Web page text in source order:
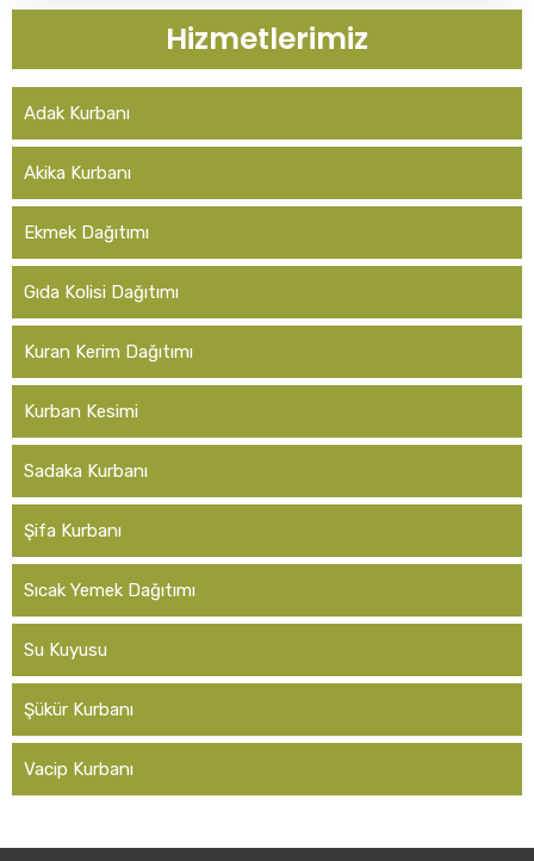
Hizmetlerimiz
Adak Kurbanı
Akika Kurbanı
Ekmek Dağıtımı
Gıda Kolisi Dağıtımı
Kuran Kerim Dağıtımı
Kurban Kesimi
Sadaka Kurbanı
Şifa Kurbanı
Sıcak Yemek Dağıtımı
Su Kuyusu
Şükür Kurbanı
Vacip Kurbanı